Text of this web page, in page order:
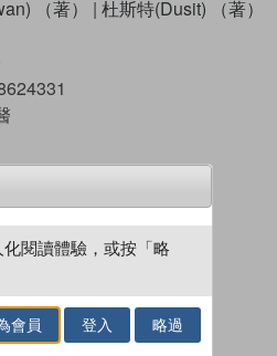
（著） | 杜斯特(Dusit) （著）
加入閱讀紀錄
閱讀體驗，或按「略
會員 登入 略過